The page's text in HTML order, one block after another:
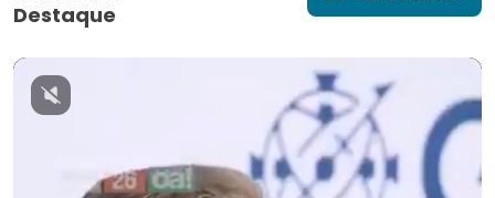
Destaque